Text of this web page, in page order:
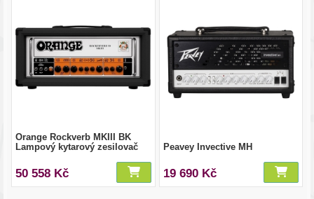
Orange Rockverb MKIII BK
Lampový kytarový zesilovač
50 558 Kč
Peavey Invective MH
19 690 Kč